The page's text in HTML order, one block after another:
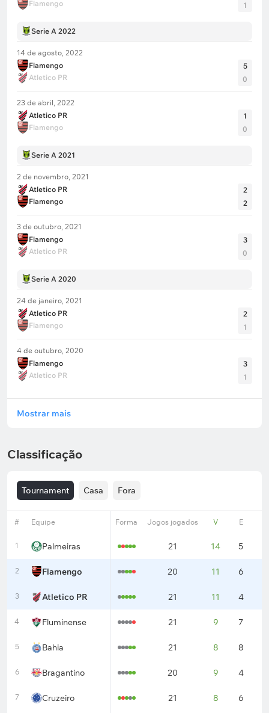
Flamengo 1
Serie A 2022
14 de agosto, 2022
Flamengo
Atletico PR
5
0
23 de abril, 2022
Atletico PR
Flamengo
1
0
Serie A 2021
2 de novembro, 2021
Atletico PR
Flamengo
2
2
3 de outubro, 2021
Flamengo
Atletico PR
3
0
Serie A 2020
24 de janeiro, 2021
Atletico PR
Flamengo
2
1
4 de outubro, 2020
Flamengo
Atletico PR
3
1
Mostrar mais
Classificação
Tournament Casa Fora
# Equipe Forma Jogos jogados V E
1 Palmeiras 21 14 5
2 Flamengo 20 11 6
3 Atletico PR 21 11 4
4 Fluminense 21 9 7
5 Bahia 21 8 8
6 Bragantino 20 9 4
7 Cruzeiro 21 8 6